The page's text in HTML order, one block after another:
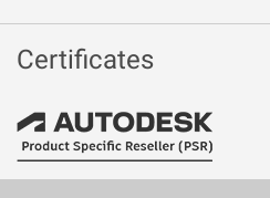
Certificates